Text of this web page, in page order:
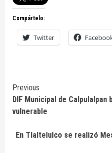
Compártelo:
Twitter
Continue
Reading
Previous
DIF Municipal de
vulnerable
En Tlaltelulco se realizó